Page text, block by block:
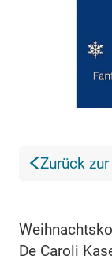
Zurück
De Caroli